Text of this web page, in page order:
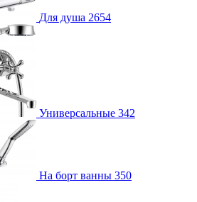
Для душа 2654
Универсальные 342
На борт ванны 350